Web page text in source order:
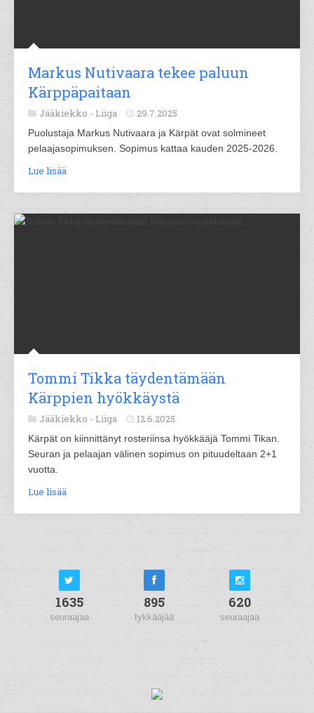
Markus Nutivaara tekee paluun
Kärppäpaitaan
Jääkiekko - Liiga 29.7.2025
Puolustaja Markus Nutivaara ja Kärpät ovat solmineet
pelaajasopimuksen. Sopimus kattaa kauden 2025-2026.
Lue lisää
Tommi Tikka täydentämään
Kärppien hyökkäystä
Jääkiekko - Liiga 12.6.2025
Kärpät on kiinnittänyt rosteriinsa hyökkääjä Tommi Tikan.
Seuran ja pelaajan välinen sopimus on pituudeltaan 2+1
vuotta.
Lue lisää
1635
seuraajaa
895
tykkääjää
620
seuraajaa